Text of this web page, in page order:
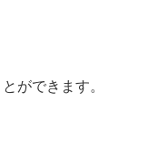
ができます。